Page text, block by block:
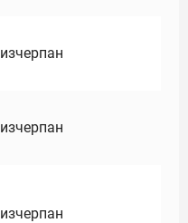
изчерпан
изчерпан
изчерпан